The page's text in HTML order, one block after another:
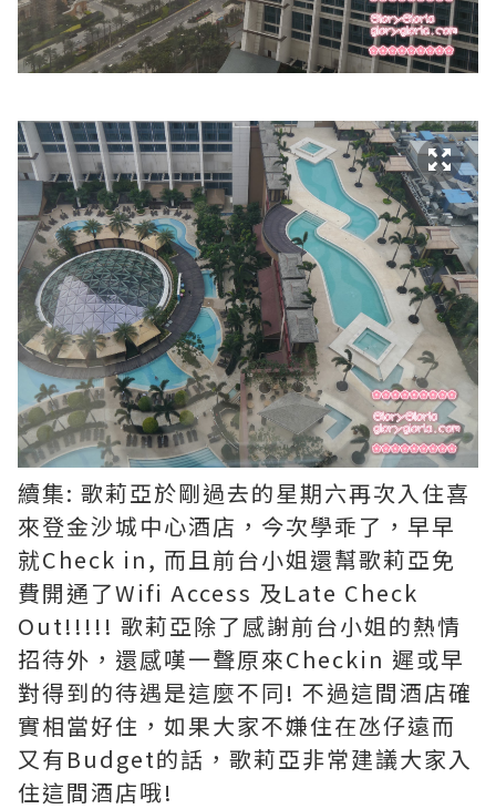
續集: 歌莉亞於剛過去的星期六再次入住喜
來登金沙城中心酒店，今次學乖了，早早
就Check in, 而且 前台小姐還幫歌莉亞免
費開通了Wifi Access 及Late Check
Out!!!!! 歌莉亞除了感謝前台小姐的熱情
招待外，還感嘆一聲原來Checkin 遲或早
對得到的待遇是這麼不同! 不過這間酒店確
實相當好住，如果大家不嫌住在氹仔遠而
又有Budget的話，歌莉亞非常建議大家入
住這間酒店哦!